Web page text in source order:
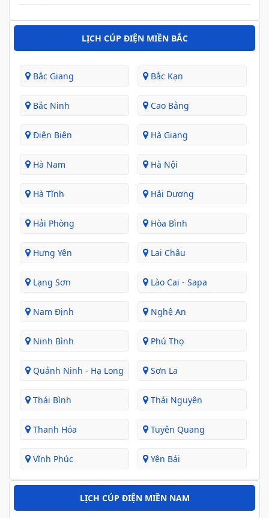
LỊCH CÚP ĐIỆN MIỀN BẮC
Bắc Giang Bắc Kạn
Bắc Ninh Cao Bằng
Điện Biên Hà Giang
Hà Nam Hà Nội
Hà Tĩnh Hải Dương
Hải Phòng Hòa Bình
Hưng Yên Lai Châu
Lạng Sơn Lào Cai - Sapa
Nam Định Nghệ An
Ninh Bình Phú Thọ
Quảnh Ninh - Hạ Long Sơn La
Thái Bình Thái Nguyên
Thanh Hóa Tuyên Quang
Vĩnh Phúc Yên Bái
LỊCH CÚP ĐIỆN MIỀN NAM